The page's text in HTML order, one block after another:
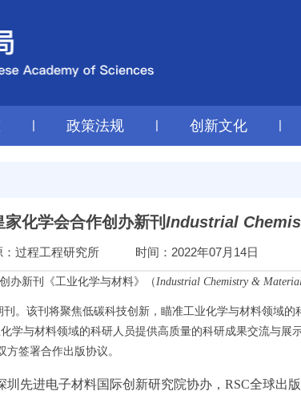
| 政策法规 | 创新文化 |
化学会合作创办新刊 Industrial
：过程工程研究所 时间：2022年07月14日
新刊《工业化学与材料》（ Industrial Chemistry &
该刊将聚焦低碳科技创新，瞄准工业化学与材料领域的
学与材料领域的科研人员提供高质量的科研成果交流与展
方签署合作出版协议。
进电子材料国际创新研究院协办，RSC全球出